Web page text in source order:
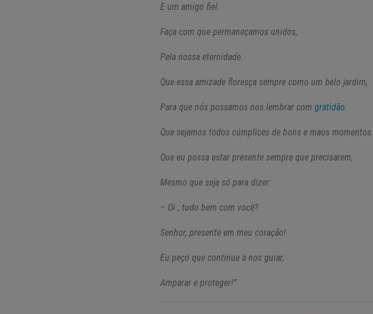
E um amigo fiel.
Faça com que permaneçamos unidos,
Pela nossa eternidade.
Que essa amizade floresça sempre como um belo jardim,
Para que nós possamos nos lembrar comgratidão.
Que sejamos todos cúmplices de bons e maus momentos.
Que eu possa estar presente sempre que precisarem,
Mesmo que seja só para dizer:
– Oi , tudo bem com você?
Senhor, presente em meu coração!
Eu peço que continue a nos guiar,
Amparar e proteger!”